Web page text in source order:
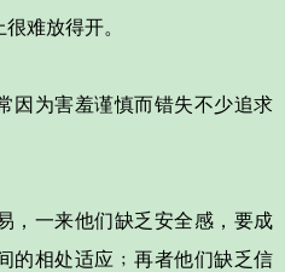
难放得开。
为害羞谨慎而错失不少追求
一来他们缺乏安全感，要成
的相处适应﹔再者他们缺乏信